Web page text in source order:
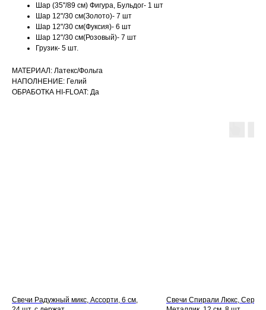
Шар (35''/89 см) Фигура, Бульдог- 1 шт
Шар 12"/30 см(Золото)- 7 шт
Шар 12"/30 см(Фуксия)- 6 шт
Шар 12"/30 см(Розовый)- 7 шт
Грузик- 5 шт.
МАТЕРИАЛ: Латекс/Фольга
НАПОЛНЕНИЕ: Гелий
ОБРАБОТКА HI-FLOAT: Да
Свечи Радужный микс, Ассорти, 6 см,
Свечи Спирали Люкс,